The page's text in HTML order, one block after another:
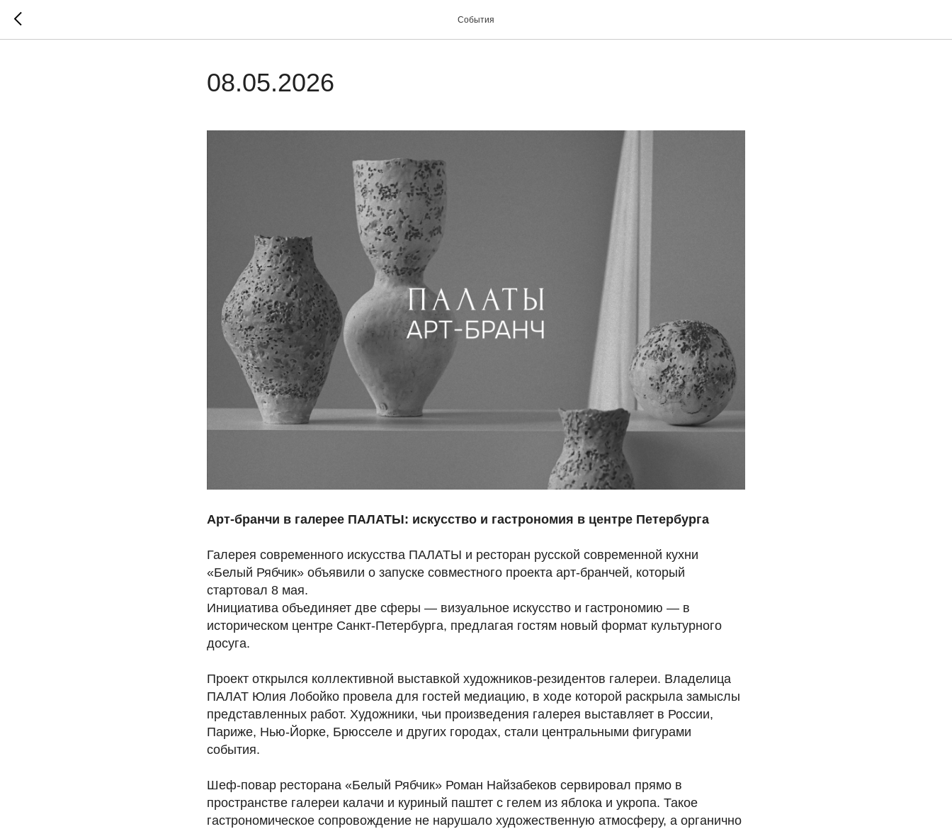
События
08.05.2026
Арт-бранчи в галерее ПАЛАТЫ: искусство и гастрономия в центре Петербурга
Галерея современного искусства ПАЛАТЫ и ресторан русской современной кухни
«Белый Рябчик» объявили о запуске совместного проекта арт-бранчей, который
стартовал 8 мая.
Инициатива объединяет две сферы — визуальное искусство и гастрономию — в
историческом центре Санкт-Петербурга, предлагая гостям новый формат культурного
досуга.
Проект открылся коллективной выставкой художников-резидентов галереи. Владелица
ПАЛАТ Юлия Лобойко провела для гостей медиацию, в ходе которой раскрыла замыслы
представленных работ. Художники, чьи произведения галерея выставляет в России,
Париже, Нью-Йорке, Брюсселе и других городах, стали центральными фигурами
события.
Шеф-повар ресторана «Белый Рябчик» Роман Найзабеков сервировал прямо в
пространстве галереи калачи и куриный паштет с гелем из яблока и укропа. Такое
гастрономическое сопровождение не нарушало художественную атмосферу, а органично